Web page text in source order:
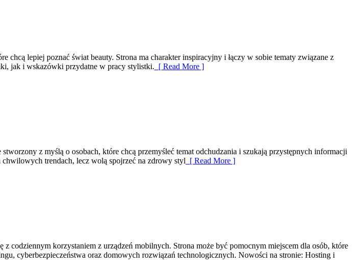
lepiej poznać świat beauty. Strona ma charakter inspiracyjny i łączy w sobie tematy związane z
jak i wskazówki przydatne w pracy stylistki. [ Read More ]
z myślą o osobach, które chcą przemyśleć temat odchudzania i szukają przystępnych informacji
trendach, lecz wolą spojrzeć na zdrowy styl [ Read More ]
codziennym korzystaniem z urządzeń mobilnych. Strona może być pomocnym miejscem dla osób, które
cyberbezpieczeństwa oraz domowych rozwiązań technologicznych. Nowości na stronie: Hosting i